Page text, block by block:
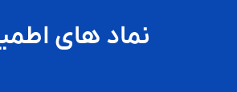
نماد های